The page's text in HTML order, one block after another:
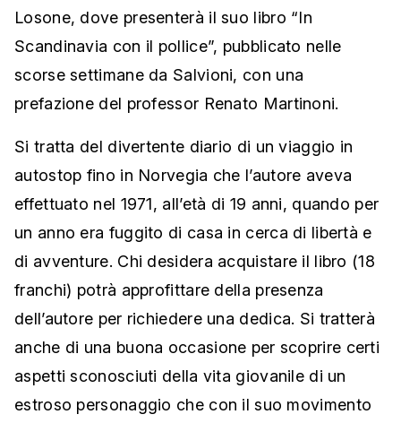
Losone, dove presenterà il suo libro “In
Scandinavia con il pollice”, pubblicato nelle
scorse settimane da Salvioni, con una
prefazione del professor Renato Martinoni.
Si tratta del divertente diario di un viaggio in
autostop fino in Norvegia che l’autore aveva
effettuato nel 1971, all’età di 19 anni, quando per
un anno era fuggito di casa in cerca di libertà e
di avventure. Chi desidera acquistare il libro (18
franchi) potrà approfittare della presenza
dell’autore per richiedere una dedica. Si tratterà
anche di una buona occasione per scoprire certi
aspetti sconosciuti della vita giovanile di un
estroso personaggio che con il suo movimento